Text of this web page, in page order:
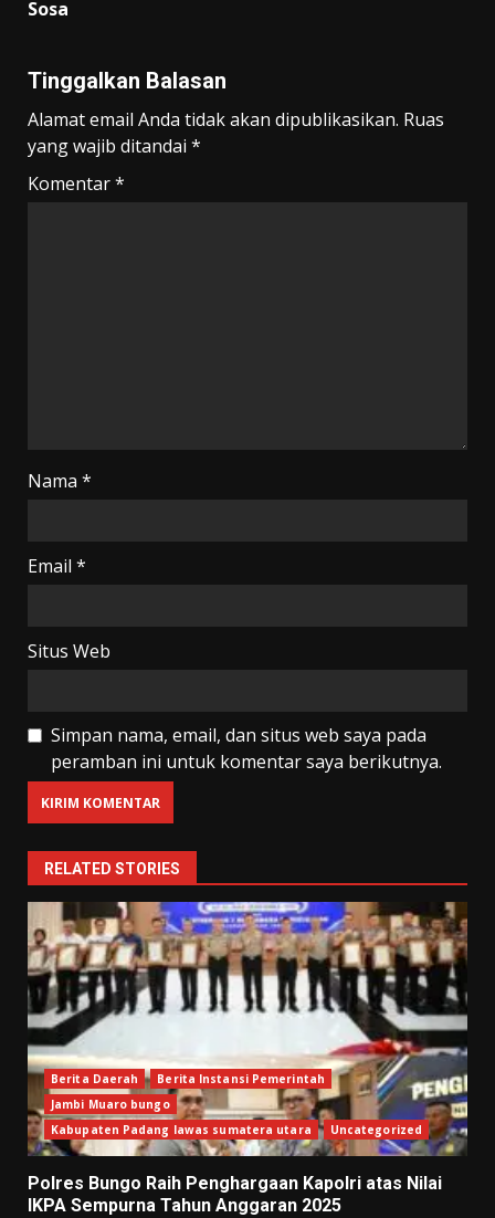
Sosa
Tinggalkan Balasan
Alamat email Anda tidak akan dipublikasikan. Ruas
yang wajib ditandai *
Komentar*
Nama *
Email *
Situs Web
Simpan nama, email, dan situs web saya pada
peramban ini untuk komentar saya berikutnya.
RELATED STORIES
Berita Daerah
Berita Instansi Pemerintah
Jambi Muaro bungo
Kabupaten Padang lawas sumatera utara
Uncategorized
Polres Bungo Raih Penghargaan Kapolri atas Nilai
IKPA Sempurna Tahun Anggaran 2025